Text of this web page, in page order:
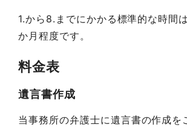
1.から8. までにかかる標準的な時間
か月程度です。
料金表
遺言書作成
当事務所の弁護士に遺言書の作成を